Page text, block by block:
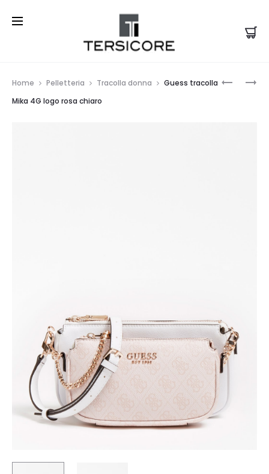
ACQUA
GUESS
Home Pelletteria Tracolla donna
Guess tracolla
Mika 4G logo rosa chiaro